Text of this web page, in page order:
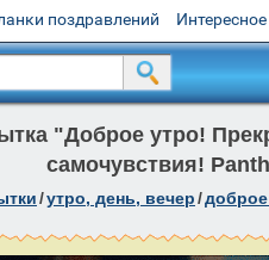
поздравлений Интересное
"Доброе утро!
самочувствия!
/утро, день, вечер/